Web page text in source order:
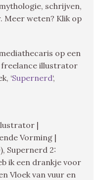
schrijven,
Meer weten? Klik op
op een
freelance illustrator
‘Supernerd‘,
|
Vorming |
Supernerd 2:
ik een drankje voor
Vloek van vuur en